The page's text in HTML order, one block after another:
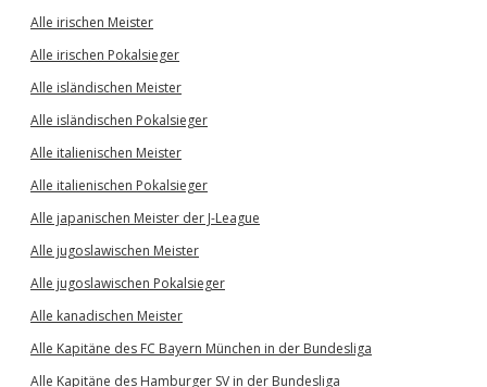
Alle irischen Meister
Alle irischen Pokalsieger
Alle isländischen Meister
Alle isländischen Pokalsieger
Alle italienischen Meister
Alle italienischen Pokalsieger
Alle japanischen Meister der J-League
Alle jugoslawischen Meister
Alle jugoslawischen Pokalsieger
Alle kanadischen Meister
Alle Kapitäne des FC Bayern München in der Bundesliga
Alle Kapitäne des Hamburger SV in der Bundesliga